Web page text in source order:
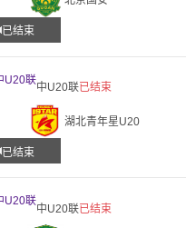
已结束
中U20联已结束
湖北青年星U20
已结束
中U20联已结束